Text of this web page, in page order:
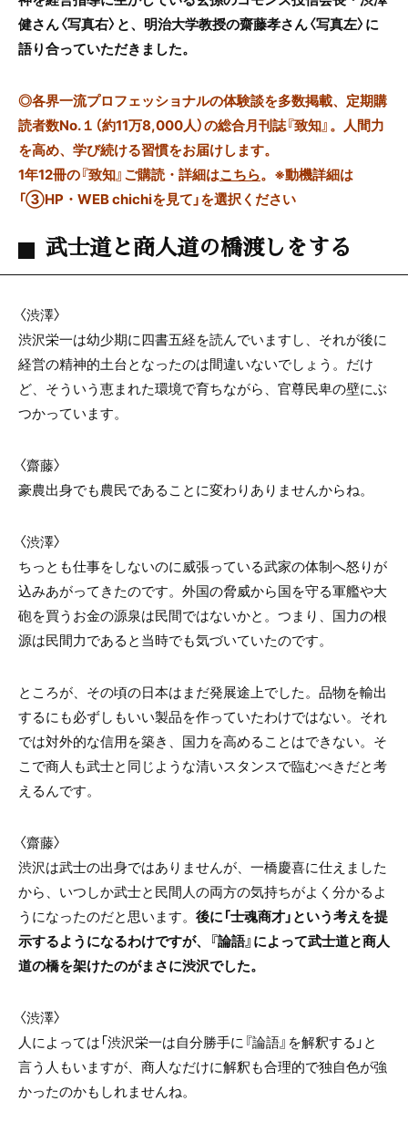
健さん〈写真右〉と、明治大学教授の齋藤孝さん〈写真左〉に
語り合っていただきました。
◎各界一流プロフェッショナルの体験談を多数掲載、定期購
読者数No.１（約11万8,000人）の総合月刊誌『致知』。人間力
を高め、学び続ける習慣をお届けします。
1年12冊の『致知』ご購読・詳細はこちら。 ※動機詳細は
「③HP・WEB chichiを見て」を選択ください
武士道と商人道の橋渡しをする
〈渋澤〉
渋沢栄一は幼少期に四書五経を読んでいますし、それが後に
経営の精神的土台となったのは間違いないでしょう。だけ
ど、そういう恵まれた環境で育ちながら、官尊民卑の壁にぶ
つかっています。
〈齋藤〉
豪農出身でも農民であることに変わりありませんからね。
〈渋澤〉
ちっとも仕事をしないのに威張っている武家の体制へ怒りが
込みあがってきたのです。外国の脅威から国を守る軍艦や大
砲を買うお金の源泉は民間ではないかと。つまり、国力の根
源は民間力であると当時でも気づいていたのです。
ところが、その頃の日本はまだ発展途上でした。品物を輸出
するにも必ずしもいい製品を作っていたわけではない。それ
では対外的な信用を築き、国力を高めることはできない。そ
こで商人も武士と同じような清いスタンスで臨むべきだと考
えるんです。
〈齋藤〉
渋沢は武士の出身ではありませんが、一橋慶喜に仕えました
から、いつしか武士と民間人の両方の気持ちがよく分かるよ
うになったのだと思います。 後に「士魂商才」という考えを提
示するようになるわけですが、『論語』によって武士道と商人
道の橋を架けたのがまさに渋沢でした。
〈渋澤〉
人によっては「渋沢栄一は自分勝手に『論語』を解釈する」と
言う人もいますが、商人なだけに解釈も合理的で独自色が強
かったのかもしれませんね。